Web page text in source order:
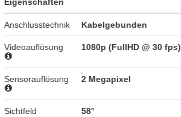
Eigenschaften
Anschlusstechnik Kabelgebunden
Videoauflösung 1080p (FullHD @ 30 fps)
Sensorauflösung 2 Megapixel
Sichtfeld 58°